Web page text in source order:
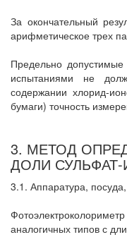
За окончательный
арифметическое трех
Предельно
испытаниями не
содержании хлорид-
бумаги) точность
3. МЕТОД
ДОЛИ
3.1. Аппаратура,
аналогичных типов с